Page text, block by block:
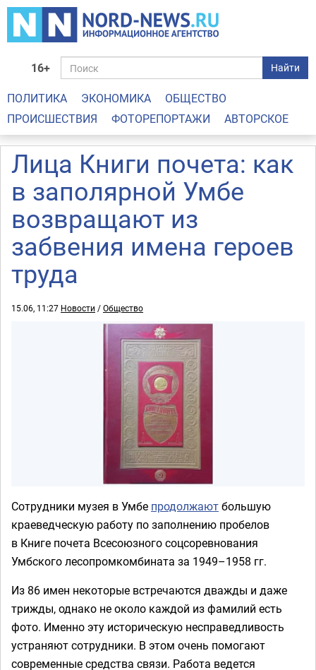
16+ Найти
ПОЛИТИКА ЭКОНОМИКА
ОБЩЕСТВО
ПРОИСШЕСТВИЯ
ФОТОРЕПОРТАЖИ АВТОРСКОЕ
Лица Книги почета: как
в заполярной Умбе
возвращают из
забвения имена героев
труда
15.06, 11:27 Новости /Общество
Сотрудники музея в Умбе продолжаютбольшую
краеведческую работу по заполнению пробелов
в Книге почета Всесоюзного соцсоревнования
Умбского лесопромкомбината за 1949–1958 гг.
Из 86 имен некоторые встречаются дважды и даже
трижды, однако не около каждой из фамилий есть
фото. Именно эту историческую несправедливость
устраняют сотрудники. В этом очень помогают
современные средства связи. Работа ведется